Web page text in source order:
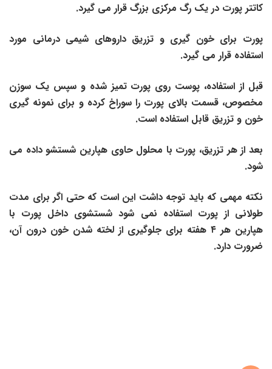
کاتتر پورت در یک رگ مرکزی بزرگ قرار می گیرد.
پورت برای خون گیری و تزریق داروهای شیمی درمانی مورد
استفاده قرار می گیرد.
قبل از استفاده، پوست روی پورت تمیز شده و سپس یک سوزن
مخصوص، قسمت بالای پورت را سوراخ کرده و برای نمونه گیری
خون و تزریق قابل استفاده است.
بعد از هر تزریق، پورت با محلول حاوی هپارین شستشو داده می
شود.
نکته مهمی که باید توجه داشت این است که حتی اگر برای مدت
طولانی از پورت استفاده نمی شود شستشوی داخل پورت با
هپارین هر ۴ هفته برای جلوگیری از لخته شدن خون درون آن،
ضرورت دارد.